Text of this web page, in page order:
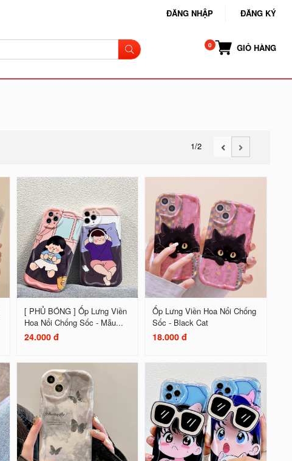
ĐĂNG NHẬP ĐĂNG KÝ
GIỎ HÀNG
1/2
[ PHỦ BÓNG ] Ốp Lưng Viền
Hoa Nổi Chống Sốc - Mẫu...
24.000 đ
Ốp Lưng Viền Hoa Nổi Chống
Sốc - Black Cat
18.000 đ